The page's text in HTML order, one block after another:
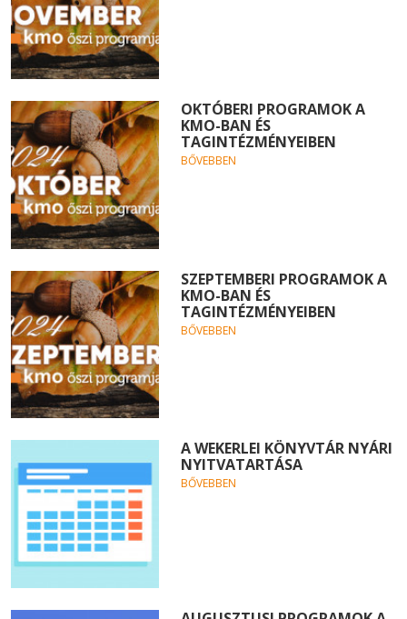
OKTÓBERI PROGRAMOK A
KMO-BAN ÉS
TAGINTÉZMÉNYEIBEN
BŐVEBBEN
SZEPTEMBERI PROGRAMOK A
KMO-BAN ÉS
TAGINTÉZMÉNYEIBEN
BŐVEBBEN
A WEKERLEI KÖNYVTÁR NYÁRI
NYITVATARTÁSA
BŐVEBBEN